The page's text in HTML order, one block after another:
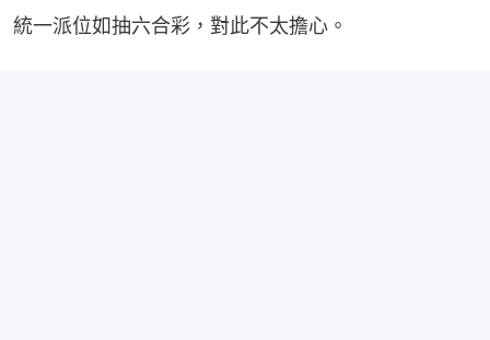
統一派位如抽六合彩，對此不太擔心。